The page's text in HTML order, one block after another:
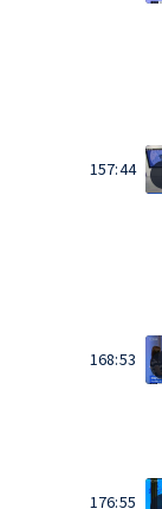
157:44
168:53
176:55